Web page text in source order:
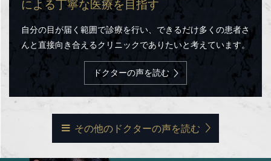
による丁寧な医療を目指す
自分の目が届く範囲で診療を行い、できるだけ多くの患者さ
んと直接向き合えるクリニックでありたいと考えています。
ドクターの声を読む
その他のドクターの声を読む